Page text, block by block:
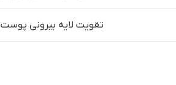
تقویت لایه بیرونی